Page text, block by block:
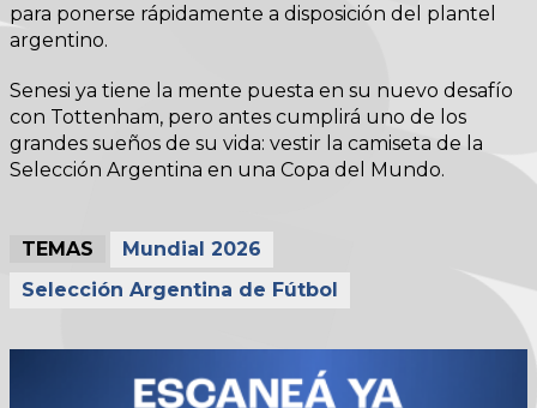
para ponerse rápidamente a disposición del plantel
argentino.
Senesi ya tiene la mente puesta en su nuevo desafío
con Tottenham, pero antes cumplirá uno de los
grandes sueños de su vida: vestir la camiseta de la
Selección Argentina en una Copa del Mundo.
TEMAS
Mundial 2026
Selección Argentina de Fútbol